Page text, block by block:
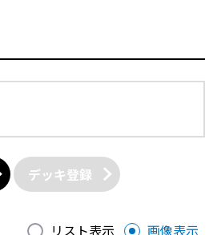
デッキ登録
リスト表示 画像表示